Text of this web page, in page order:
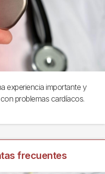
experiencia importante y
problemas cardíacos.
frecuentes